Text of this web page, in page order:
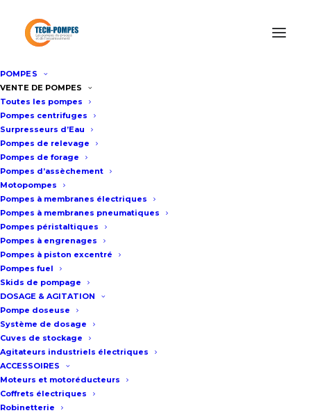
POMPES
VENTE DE POMPES
Toutes les pompes
Pompes centrifuges
Surpresseurs d’Eau
Pompes de relevage
Pompes de forage
Pompes d’assèchement
Motopompes
Pompes à membranes électriques
Pompes à membranes pneumatiques
Pompes péristaltiques
Pompes à engrenages
Pompes à piston excentré
Pompes fuel
Skids de pompage
DOSAGE & AGITATION
Pompe doseuse
Système de dosage
Cuves de stockage
Agitateurs industriels électriques
ACCESSOIRES
Moteurs et motoréducteurs
Coffrets électriques
Robinetterie
Accueil /Pompes à engrenages
Pompe TG 15-50
Fiche technique
Raccordement par brides DN50
PN16
Cylindrée : 0,15 litre/tour
Vitesse maxi : 1450 Tr/min
Débit à 1450 Tr/min à pression
nulle : 12.6 m3/h
Télécharger la documentation
TopGear